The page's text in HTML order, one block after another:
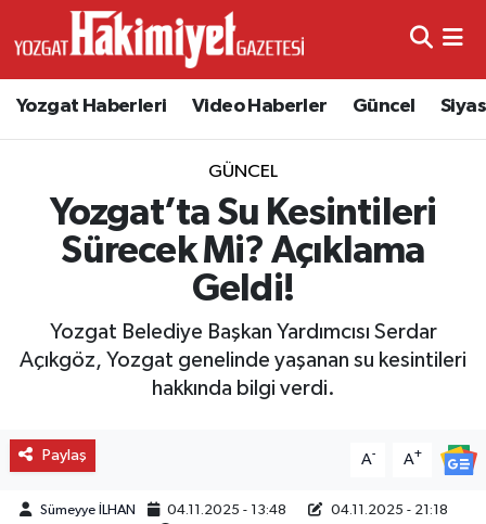
Yozgat Haberleri Video Haberler Güncel
GÜNCEL
Yozgat’ta Su Kesintileri
Sürecek Mi? Açıklama
Geldi!
Yozgat Belediye Başkan Yardımcısı Serdar
Açıkgöz, Yozgat genelinde yaşanan su kesintileri
hakkında bilgi verdi.
Paylaş A- A+
Sümeyye İLHAN 04.11.2025 - 13:48
04.11.2025 - 21:18